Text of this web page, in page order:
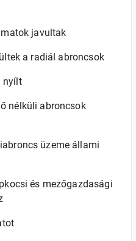
javultak
a radiál abroncsok
nyílt
nélküli abroncsok
üzeme állami
és mezőgazdasági